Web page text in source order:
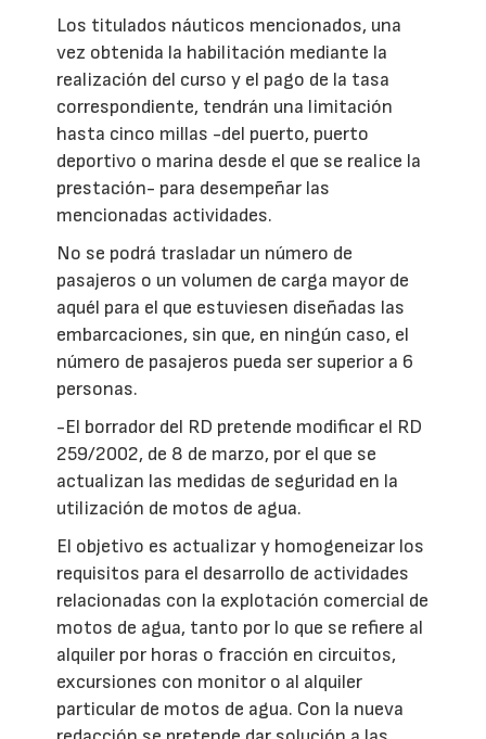
Los titulados náuticos mencionados, una
vez obtenida la habilitación mediante la
realización del curso y el pago de la tasa
correspondiente, tendrán una limitación
hasta cinco millas -del puerto, puerto
deportivo o marina desde el que se realice la
prestación- para desempeñar las
mencionadas actividades.
No se podrá trasladar un número de
pasajeros o un volumen de carga mayor de
aquél para el que estuviesen diseñadas las
embarcaciones, sin que, en ningún caso, el
número de pasajeros pueda ser superior a 6
personas.
-El borrador del RD pretende modificar el RD
259/2002, de 8 de marzo, por el que se
actualizan las medidas de seguridad en la
utilización de motos de agua.
El objetivo es actualizar y homogeneizar los
requisitos para el desarrollo de actividades
relacionadas con la explotación comercial de
motos de agua, tanto por lo que se refiere al
alquiler por horas o fracción en circuitos,
excursiones con monitor o al alquiler
particular de motos de agua. Con la nueva